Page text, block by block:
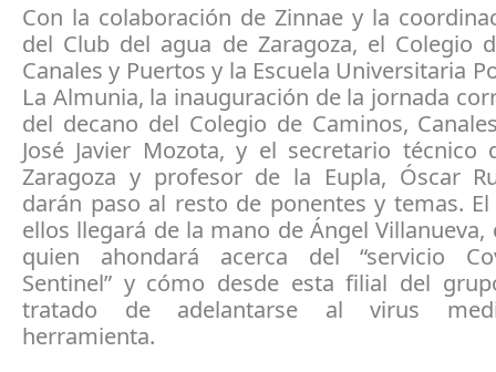
Con la colaboración de Zinnae y la
del Club del agua de Zaragoza, el Colegio
Canales y Puertos y la Escuela Universitaria
La Almunia, la inauguración de la jornada
del decano del Colegio de Caminos,
José Javier Mozota, y el secretario técnico
Zaragoza y profesor de la Eupla, Óscar
darán paso al resto de ponentes y temas.
ellos llegará de la mano de Ángel Villanueva,
quien ahondará acerca del “servicio
Sentinel” y cómo desde esta filial del
tratado de adelantarse al virus
herramienta.